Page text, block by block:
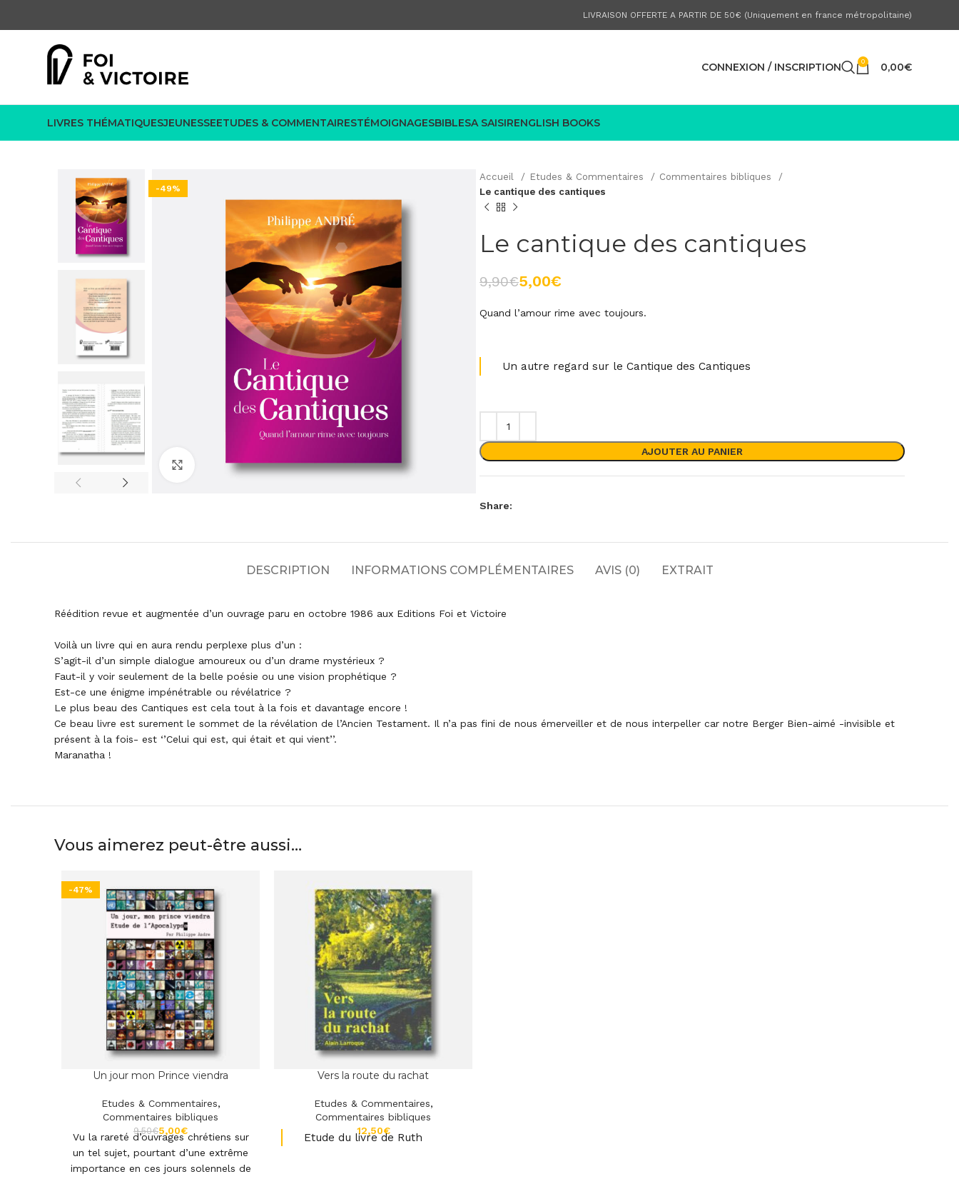
LIVRAISON OFFERTE A PARTIR DE 50€ (Uniquement en france métropolitaine)
CONNEXION / INSCRIPTION 0 0,00€
LIVRES THÉMATIQUESJEUNESSEETUDES & COMMENTAIRESTÉMOIGNAGESBIBLESA SAISIRENGLISH BOOKS
-49%
Agrandir
Accueil Etudes & Commentaires
Commentaires bibliques
Le cantique des cantiques
Le cantique des cantiques
9,90€5,00€
Quand l’amour rime avec toujours.
Un autre regard sur le Cantique des Cantiques
AJOUTER AU PANIER
Share:
DESCRIPTION INFORMATIONS COMPLÉMENTAIRES AVIS (0) EXTRAIT
Réédition revue et augmentée d’un ouvrage paru en octobre 1986 aux Editions Foi et Victoire
Voilà un livre qui en aura rendu perplexe plus d’un :
S’agit-il d’un simple dialogue amoureux ou d’un drame mystérieux ?
Faut-il y voir seulement de la belle poésie ou une vision prophétique ?
Est-ce une énigme impénétrable ou révélatrice ?
Le plus beau des Cantiques est cela tout à la fois et davantage encore !
Ce beau livre est surement le sommet de la révélation de l’Ancien Testament. Il n’a pas fini de nous émerveiller et de nous interpeller car notre Berger Bien-aimé -invisible et
présent à la fois- est ‘’Celui qui est, qui était et qui vient’’.
Maranatha !
Vous aimerez peut-être aussi…
-47%
Un jour mon Prince viendra
Etudes & Commentaires,
Commentaires bibliques
9,50€5,00€
Vu la rareté d’ouvrages chrétiens sur
un tel sujet, pourtant d’une extrême
importance en ces jours solennels de
Vers la route du rachat
Etudes & Commentaires,
Commentaires bibliques
€
Etude du livre de Ruth